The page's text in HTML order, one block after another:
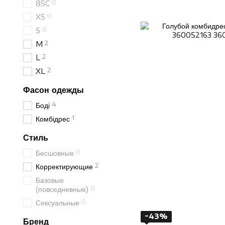
−43%
85C 0
XS 0
S 0
M 2
L 2
XL 2
Фасон одежды
Боді 4
Комбідрес 1
Стиль
Бесшовные 0
Корректирующие 2
Базовые
(повседневные) 0
Сексуальные 0
Бренд